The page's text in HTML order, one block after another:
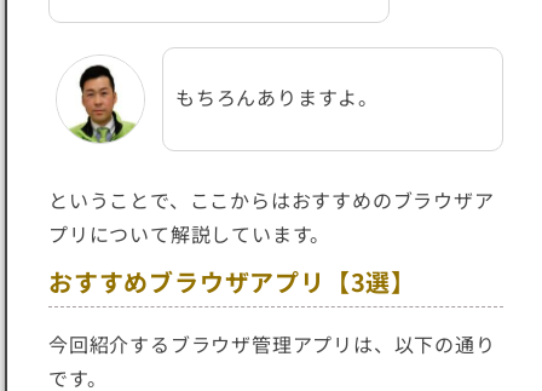
もちろんありますよ。
ということで、ここからはおすすめのブラウザア
プリについて解説しています。
おすすめブラウザアプリ【3選】
今回紹介するブラウザ管理アプリは、以下の通り
です。